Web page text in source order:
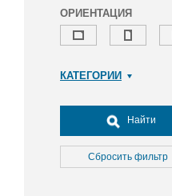
ОРИЕНТАЦИЯ
КАТЕГОРИИ
Досуг, туризм и отдых
Культура
Медицина
Найти
Сбросить фильтр